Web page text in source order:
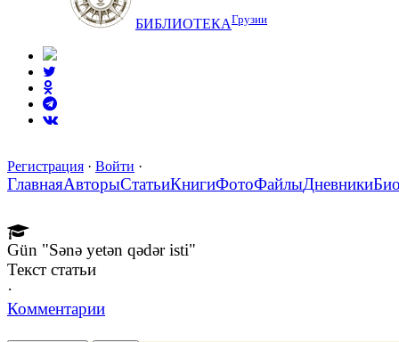
БИБЛИОТЕКАГрузии
Регистрация · Войти ·
ГлавнаяАвторыСтатьиКнигиФотоФайлыДневники
Gün "Sənə yetən qədər isti"
Текст статьи
·
Комментарии